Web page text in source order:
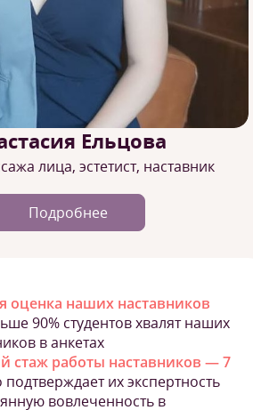
Ельцова
лица, эстетист, наставник
Подробнее
оценка наших наставников
90% студентов хвалят наших
в анкетах
стаж работы наставников — 7
подтверждает их экспертность
вовлеченность в